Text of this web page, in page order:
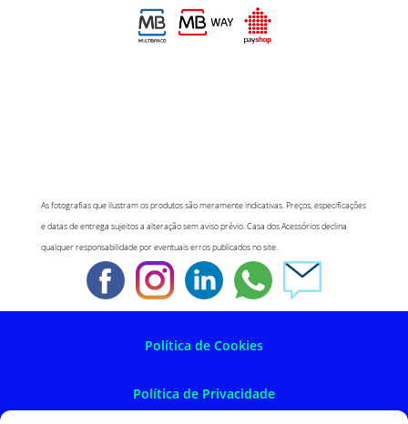
As fotografias que ilustram os produtos são meramente indicativas. Preços, especificações
e datas de entrega sujeitos a alteração sem aviso prévio. Casa dos Acessórios declina
qualquer responsabilidade por eventuais erros publicados no site.
Política de Cookies
Política de Privacidade